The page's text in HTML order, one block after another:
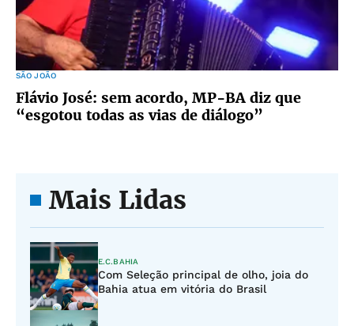
SÃO JOÃO
Flávio José: sem acordo, MP-BA diz que
“esgotou todas as vias de diálogo”
Mais Lidas
E.C.BAHIA
Com Seleção principal de olho, joia do
Bahia atua em vitória do Brasil